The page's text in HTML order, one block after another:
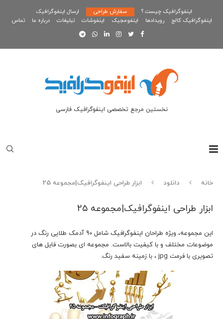
اینفوگرافیک چیست ؟ سفارش طراحی
ارسال اینفوگرافیک
اینفوگرافیک کالج
رویدادها اینفومجیک اینفوشات تبلیغات درباره ما تماس
نخستین مرجع تخصصی اینفوگرافیک فارسی
خانه دانلود ابزار طراحی اینفوگرافیک|مجموعه 25
ابزار طراحی اینفوگرافیک|مجموعه 25
این مجموعه، ویژه طراحان اینفوگرافیک شامل 90 آدمک طلایی رنگ در
موضوعات مختلف و با کیفیت بالاست. مجموعه ای بصورت فایل های
تصویری با فرمت jpg ، با زمینه سفید رنگ.